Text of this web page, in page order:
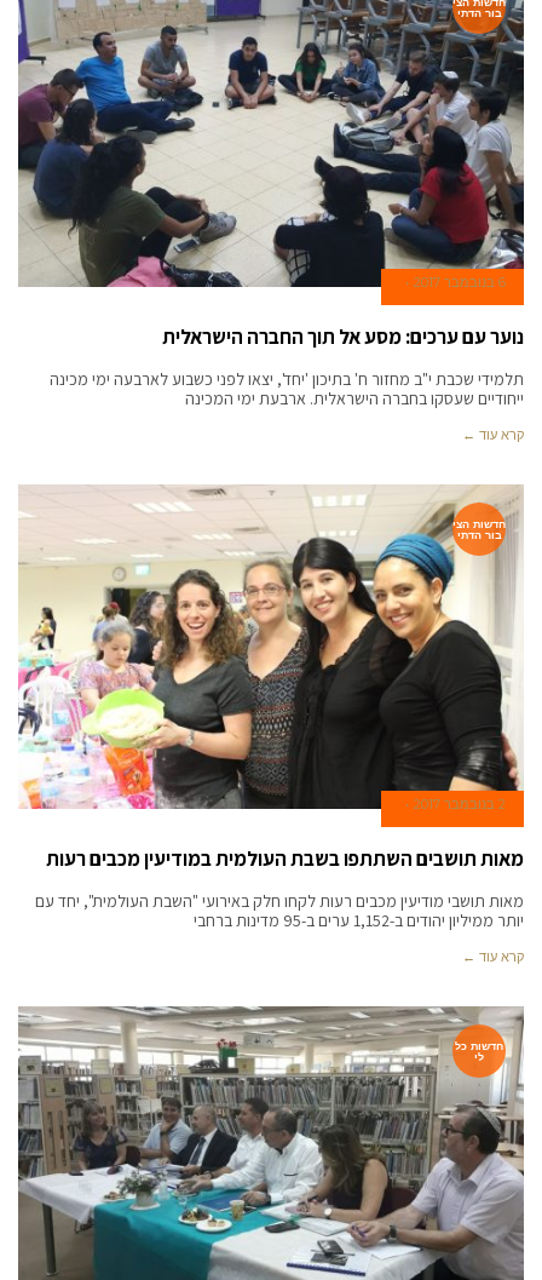
בור הדתי
6 בנובמבר 2017
נוער עם ערכים: מסע אל תוך החברה הישראלית
תלמידי שכבת י"ב מחזור ח' בתיכון 'יחד', יצאו לפני כשבוע לארבעה ימי מכינה
ייחודיים שעסקו בחברה הישראלית. ארבעת ימי המכינה
קרא עוד ←
חדשות הצי
בור הדתי
2 בנובמבר 2017
מאות תושבים השתתפו בשבת העולמית במודיעין מכבים רעות
מאות תושבי מודיעין מכבים רעות לקחו חלק באירועי "השבת העולמית", יחד עם
יותר ממיליון יהודים ב-1,152 ערים ב-95 מדינות ברחבי
קרא עוד ←
חדשות כל
לי